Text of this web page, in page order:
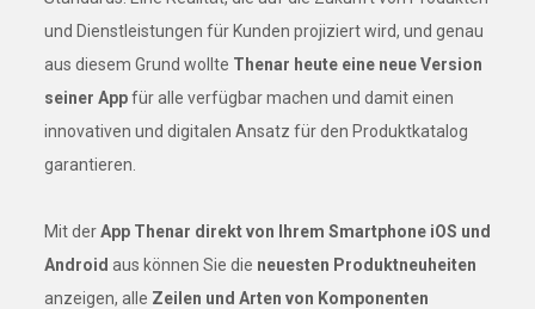
und Dienstleistungen für Kunden projiziert wird, und genau
aus diesem Grund wollte Thenar heute eine neue Version
seiner Appfür alle verfügbar machen und damit einen
innovativen und digitalen Ansatz für den Produktkatalog
garantieren.
Mit derApp Thenar direkt von Ihrem Smartphone iOS und
Android aus können Sie die neuesten Produktneuheiten
anzeigen, alle Zeilen und Arten von Komponenten